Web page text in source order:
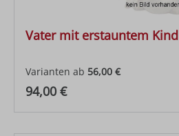
Vater mit erstauntem Kind
Varianten ab 56,00 €
Regulärer Preis:
94,00 €